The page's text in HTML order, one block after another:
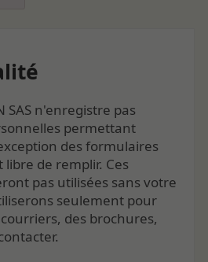
SAS n'enregistre pas
permettant
des formulaires
de remplir. Ces
pas utilisées sans votre
seulement pour
des brochures,